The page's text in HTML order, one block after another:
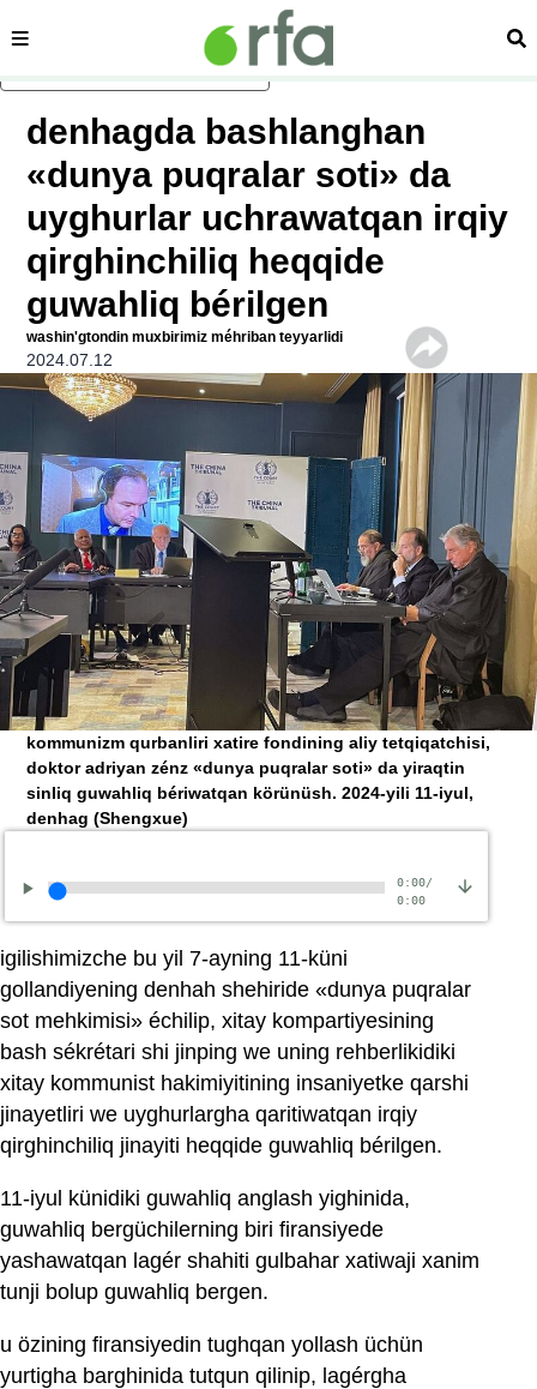
asasliq mezmungha atlang
sehipe
denhagda bashlanghan
«dunya puqralar soti» da
uyghurlar uchrawatqan irqiy
qirghinchiliq heqqide
guwahliq bérilgen
washin'gtondin muxbirimiz méhriban teyyarlidi
2024.07.12
kommunizm qurbanliri xatire fondining aliy tetqiqatchisi,
doktor adriyan zénz «dunya puqralar soti» da yiraqtin
sinliq guwahliq bériwatqan körünüsh. 2024-yili 11-iyul,
denhag(Shengxue)
0:00/
0:00
igilishimizche bu yil 7-ayning 11-küni
gollandiyening denhah shehiride «dunya puqralar
sot mehkimisi» échilip, xitay kompartiyesining
bash sékrétari shi jinping we uning rehberlikidiki
xitay kommunist hakimiyitining insaniyetke qarshi
jinayetliri we uyghurlargha qaritiwatqan irqiy
qirghinchiliq jinayiti heqqide guwahliq bérilgen.
11-iyul künidiki guwahliq anglash yighinida,
guwahliq bergüchilerning biri firansiyede
yashawatqan lagér shahiti gulbahar xatiwaji xanim
tunji bolup guwahliq bergen.
u özining firansiyedin tughqan yollash üchün
yurtigha barghinida tutqun qilinip, lagérgha